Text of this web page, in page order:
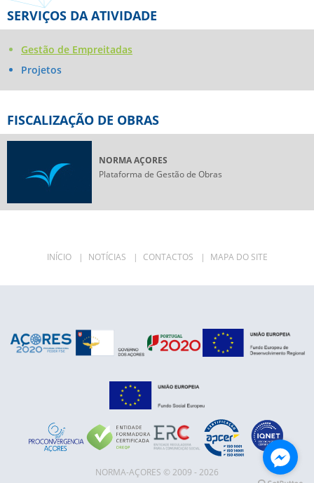
SERVIÇOS DA ATIVIDADE
Gestão de Empreitadas
Projetos
FISCALIZAÇÃO DE OBRAS
NORMA AÇORES
Plataforma de Gestão de Obras
INÍCIO | NOTÍCIAS | CONTACTOS | MAPA DO SITE
NORMA-AÇORES © 2009 - 2026